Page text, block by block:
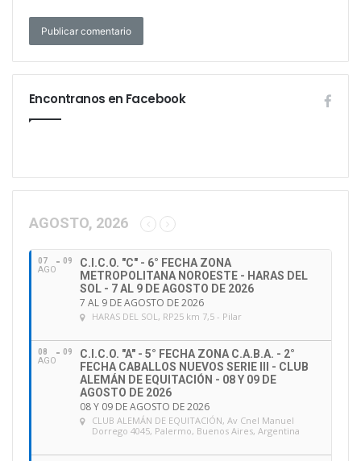
Encontranos en Facebook
AGOSTO, 2026
07
AGO
09
C.I.C.O. "C" - 6° FECHA ZONA
METROPOLITANA NOROESTE - HARAS DEL
SOL - 7 AL 9 DE AGOSTO DE 2026
7 AL 9 DE AGOSTO DE 2026
HARAS DEL SOL, RP25 km 7,5 - Pilar
08
AGO
09
C.I.C.O. "A" - 5° FECHA ZONA C.A.B.A. - 2°
FECHA CABALLOS NUEVOS SERIE III - CLUB
ALEMÁN DE EQUITACIÓN - 08 Y 09 DE
AGOSTO DE 2026
08 Y 09 DE AGOSTO DE 2026
CLUB ALEMÁN DE EQUITACIÓN, Av Cnel Manuel
Dorrego 4045, Palermo, Buenos Aires, Argentina